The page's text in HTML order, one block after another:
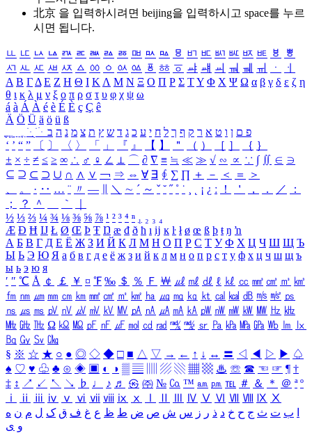
北京 을 입력하시려면 beijing을 입력하시고 space를 누르
시면 됩니다.
ㅥ ㅦ ㅧ ㅨ ㅩ ㅪ ㅫ ㅬ ㅭ ㅮ ㅯ ㅰ ㅱ ㅲ ㅳ ㅴ ㅵ ㅶ ㅷ ㅸ
ㅹ
ㅺ ㅻ ㅼ ㅽ ㅾ ㅿ ㆀ ㆁ ㆂ ㆃ ㆄ ㆅ ㆆ ㆇ ㆈ ㆉ ㆊ ㆋ ㆌ ㆍ
ㆎ
Α Β ΓΔ Ε Ζ Η Θ Ι ΚΛ Μ Ν Ξ Ο Π Ρ Σ ΤΥ Φ Χ Ψ Ω α β γ δ ε ζ η
θ ι κ λ μ ν ξ ο π ρ σ τ υ φ χ ψ ω
á à Á À é è É È ç Ç ê
Ä Ö Ü ä ö ü ß
ִֶֹ ֻּ ׁׂ פ ם ן ו ט א ר ק ף ך ל ח י ע כ ג ד ש ץ ת צ מ נ ה ב
‘ ’ “ ” 〔 〕 〈 〉 「 」 『 』 【 】 ＂ （ ） ［ ］ ｛ ｝
± × ÷ ≠ ≤ ≥ ∞ ∴ ♂ ♀ ∠ ⊥ ⌒ ∂ ∇ ≡ ≒ ≪ ≫ √ ∽ ∝ ∵ ∫ ∬ ∈ ∋
⊆ ⊇ ⊂ ⊃ ∪ ∩ ∧ ∨ ￢ ⇒ ⇔ ∀ ∃ ∮ ∑ ∏ ＋ － ＜ ＝
＞
、
。 · ‥ … ¨ 〃 ― ＼ ∼ ´ ～ ˇ ˘ ˝ ˚ ˙ ¸ ¡ ¿ ː ！ ＇ ， ． ／
：
；
？ ＾ ｀
½ ⅓ ⅔ ¼ ¾ ⅛ ⅜ ⅝ ⅞ ¹ ² ³ ⁴ ⁿ ₁ ₂ ₃ ₄
Æ Ð Ħ Ĳ Ł Ø Œ Þ Ŧ Ŋ æ đ ð ħ ı ĳ ĸ ŀ ł ø œ ß þ ŧ ŋ ŉ
А Б В Г Д Е Ё Ж З И Й К Л М Н О П Р С Т У Ф Х Ц Ч Ш Щ Ъ
Ы Ь Э Ю Я а б в г д е ё ж з и й к л м н о п р с т у ф х ц ч ш щ ъ
ы ь э ю я
′ ″ ℃ Å ￠ ￡ ￥ ¤ ℉ ‰ ＄ ％ Ｆ ￦ ㎕ ㎖ ㎗ ℓ ㎘ ㏄ ㎣ ㎤ ㎥ ㎦
㎙ ㎚ ㎛ ㎜ ㎝ ㎞ ㎟ ㎠ ㎡ ㎢ ㏊ ㎍ ㎎ ㎏ ㏏ ㎈ ㎉ ㏈ ㎧ ㎨ ㎰
㎱ ㎲ ㎳ ㎴ ㎵ ㎶ ㎷ ㎸ ㎹ ㎀ ㎁ ㎂ ㎃ ㎄ ㎺ ㎻ ㎽ ㎾ ㎿ ㎐ ㎑
㎒ ㎓ ㎔ Ω ㏀ ㏁ ㎊ ㎋ ㎌ ㏖ ㏅ ㎭ ㎮ ㎯ ㏛ ㎩ ㎪ ㎫ ㎬ ㏝ ㏐
㏓
㏃ ㏉ ㏜ ㏆
§ ※ ☆ ★ ○ ● ◎ ◇ ◆ □ ■ △ ▽ → ← ↑ ↓ ↔ 〓 ◁ ◀ ▷ ▶ ♤
♠ ♡ ♥ ♧ ♣ ⊙ ◈ ▣ ◐ ◑ ▒ ▤ ▨ ▧ ▦ ▩ ♨ ☏ ☎ ☜ ☞ ¶ †
‡ ↕ ↗ ↙ ↖ ↘ ♭ ♩ ♪ ♬ ㉿ ㈜ № ㏇ ™ ㏂ ㏘ ℡ ＃ ＆ ＊ ＠ ª º
ⅰ
ⅱ ⅲ ⅳ ⅴ ⅵ ⅶ ⅷ ⅸ ⅹ Ⅳ Ⅴ Ⅵ Ⅶ Ⅷ Ⅸ Ⅹ
ب ت ث ج ح خ د ذ ر ز س ش ص ض ط ظ ع غ ف ق ک ل م ن ه
و ی